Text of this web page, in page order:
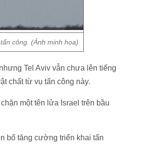
công. (Ảnh minh họa)
Tel Aviv vẫn chưa lên tiếng
chất từ vụ tấn công này.
một tên lửa Israel trên bầu
bố tăng cường triển khai tấn